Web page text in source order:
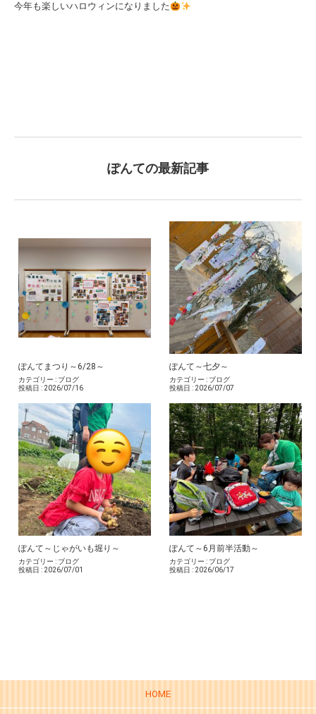
今年も楽しいハロウィンになりました
ぽんての最新記事
ぽんてまつり～6/28～
カテゴリー : ブログ
投稿日 : 2026/07/16
ぽんて～七夕～
カテゴリー : ブログ
投稿日 : 2026/07/07
ぽんて～じゃがいも堀り～
カテゴリー : ブログ
投稿日 : 2026/07/01
ぽんて～6月前半活動～
カテゴリー : ブログ
投稿日 : 2026/06/17
HOME